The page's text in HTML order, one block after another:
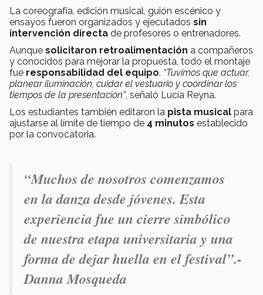
La coreografía, edición musical, guión escénico y
ensayos fueron organizados y ejecutados sin
intervención directa de profesores o entrenadores.
Aunque solicitaron retroalimentación a compañeros
y conocidos para mejorar la propuesta, todo el montaje
fue responsabilidad del equipo. “Tuvimos que actuar,
planear iluminación, cuidar el vestuario y coordinar los
tiempos de la presentación”, señaló Lucía Reyna.
Los estudiantes también editaron la pista musical para
ajustarse al límite de tiempo de 4 minutos establecido
por la convocatoria.
“Muchos de nosotros comenzamos
en la danza desde jóvenes. Esta
experiencia fue un cierre simbólico
de nuestra etapa universitaria y una
forma de dejar huella en el festival”.-
Danna Mosqueda